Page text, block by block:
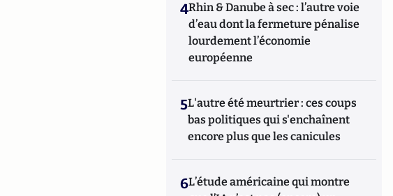
4Rhin & Danube à sec : l’autre voie
d’eau dont la fermeture pénalise
lourdement l’économie
européenne
5L'autre été meurtrier : ces coups
bas politiques qui s'enchaînent
encore plus que les canicules
6L’étude américaine qui montre